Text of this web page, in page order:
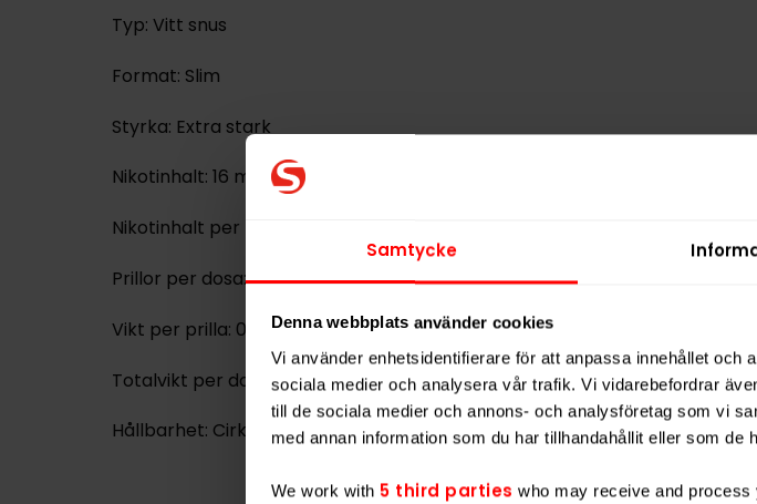
Samtycke
Denna webbplats använder cookies
Vi använder enhetsidentifierare för att anpassa innehållet och
sociala medier och analysera vår trafik. Vi vidarebefordrar
till de sociala medier och annons- och analysföretag som vi
med annan information som du har tillhandahållit eller som de
We work with 5 third parties who may receive and process
Typ: Vitt snus
Format: Slim
Styrka: Extra stark
Nikotinhalt: 16 mg/g
Nikotinhalt per portion: 11,4 mg
Prillor per dosa: 20 st
Vikt per prilla: 0,71 g
Totalvikt per dosa: ca 14 g
Hållbarhet: Cirka sex månader